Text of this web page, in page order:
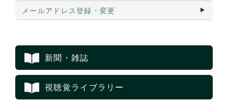
メールアドレス登録・変更
新聞・雑誌
視聴覚ライブラリー